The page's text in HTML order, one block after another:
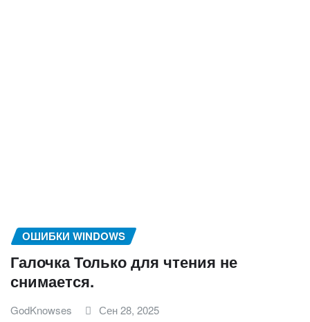
ОШИБКИ WINDOWS
Галочка Только для чтения не
снимается.
GodKnowses Сен 28, 2025